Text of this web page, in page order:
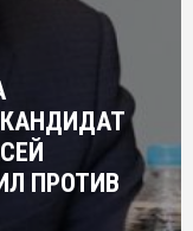
ПРОТИВ